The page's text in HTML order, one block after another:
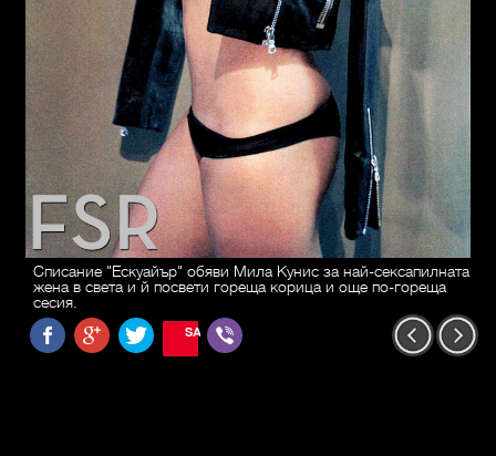
Списание "Ескуайър" обяви Мила Кунис за най-сексапилната
жена в света и й посвети гореща корица и още по-гореща
сесия.
SAVE